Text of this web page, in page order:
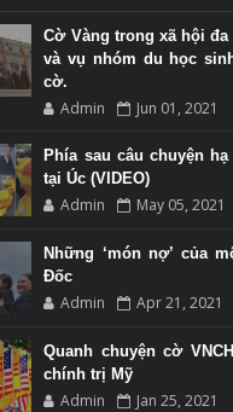
Cờ Vàng trong xã hội đa
và vụ nhóm du học
cờ.
Admin Jun 01, 2021
Phía sau câu chuyện
tại Úc (VIDEO)
Admin May 05, 2021
Những ‘món nợ’ của
Đốc
Admin Apr 21, 2021
Quanh chuyện cờ
chính trị Mỹ
Admin Jan 25, 2021